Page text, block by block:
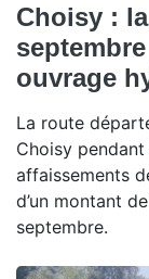
Choisy :
ouvrage
La route
Choisy
affaissements
d’un montant
septembre.